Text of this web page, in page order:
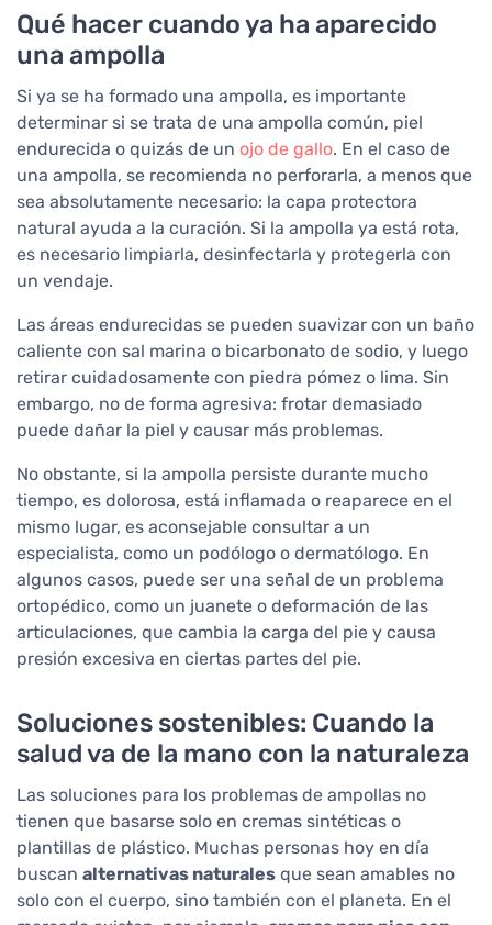
Qué hacer cuando ya ha aparecido
una ampolla
Si ya se ha formado una ampolla, es importante
determinar si se trata de una ampolla común, piel
endurecida o quizás de un ojo de gallo. En el caso de
una ampolla, se recomienda no perforarla, a menos que
sea absolutamente necesario: la capa protectora
natural ayuda a la curación. Si la ampolla ya está rota,
es necesario limpiarla, desinfectarla y protegerla con
un vendaje.
Las áreas endurecidas se pueden suavizar con un baño
caliente con sal marina o bicarbonato de sodio, y luego
retirar cuidadosamente con piedra pómez o lima. Sin
embargo, no de forma agresiva: frotar demasiado
puede dañar la piel y causar más problemas.
No obstante, si la ampolla persiste durante mucho
tiempo, es dolorosa, está inflamada o reaparece en el
mismo lugar, es aconsejable consultar a un
especialista, como un podólogo o dermatólogo. En
algunos casos, puede ser una señal de un problema
ortopédico, como un juanete o deformación de las
articulaciones, que cambia la carga del pie y causa
presión excesiva en ciertas partes del pie.
Soluciones sostenibles: Cuando la
salud va de la mano con la naturaleza
Las soluciones para los problemas de ampollas no
tienen que basarse solo en cremas sintéticas o
plantillas de plástico. Muchas personas hoy en día
buscan alternativas naturales que sean amables no
solo con el cuerpo, sino también con el planeta. En el